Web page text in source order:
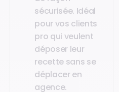
sécurisée. Idéal
pour vos clients
pro qui veulent
déposer leur
recette sans se
déplacer en
agence.